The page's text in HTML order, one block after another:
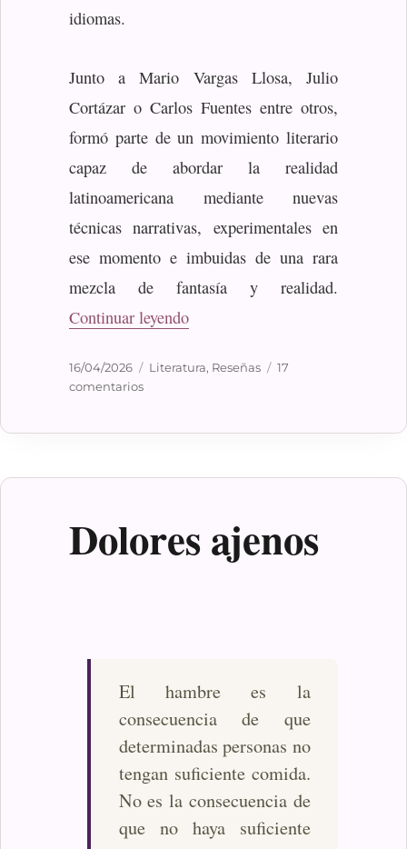
idiomas.
Junto a Mario Vargas Llosa, Julio
Cortázar o Carlos Fuentes entre otros,
formó parte de un movimiento literario
capaz de abordar la realidad
latinoamericana mediante nuevas
técnicas narrativas, experimentales en
ese momento e imbuidas de una rara
mezcla de fantasía y realidad.
Continuar leyendo«García Márquez, Gabriel: Cien
Publicado
el
16/04/2026 Categorías
Literatura, Reseñas
17
comentariosen
años
Dolores ajenos
El hambre es la
consecuencia de que
determinadas personas no
tengan suficiente comida.
No es la consecuencia de
que no haya suficiente